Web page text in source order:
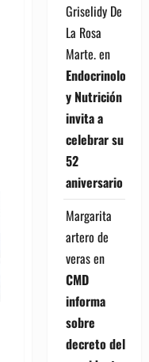
Griselidy De
La Rosa
Marte.en
Endocrinología
y Nutrición
invita a
celebrar su
52
aniversario
Margarita
artero de
verasen
CMD
informa
sobre
decreto del